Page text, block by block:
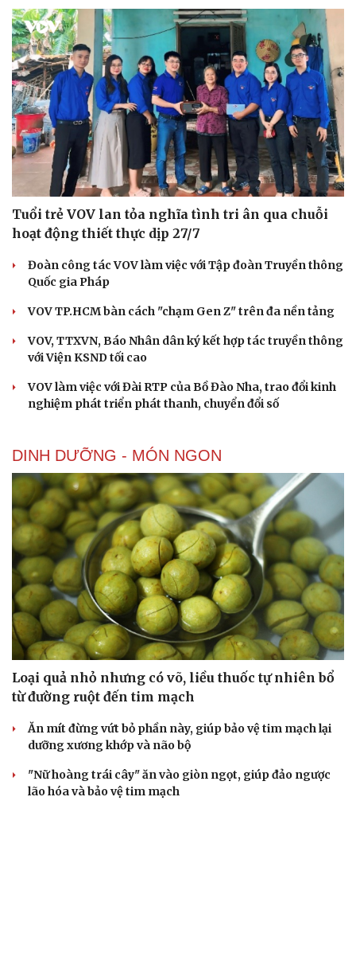
Tuổi trẻ VOV lan tỏa nghĩa tình tri ân qua chuỗi
hoạt động thiết thực dịp 27/7
Đoàn công tác VOV làm việc với Tập đoàn Truyền thông
Quốc gia Pháp
VOV TP.HCM bàn cách "chạm Gen Z" trên đa nền tảng
VOV, TTXVN, Báo Nhân dân ký kết hợp tác truyền thông
với Viện KSND tối cao
VOV làm việc với Đài RTP của Bồ Đào Nha, trao đổi kinh
nghiệm phát triển phát thanh, chuyển đổi số
DINH DƯỠNG - MÓN NGON
Loại quả nhỏ nhưng có võ, liều thuốc tự nhiên bổ
từ đường ruột đến tim mạch
Ăn mít đừng vứt bỏ phần này, giúp bảo vệ tim mạch lại
dưỡng xương khớp và não bộ
"Nữ hoàng trái cây" ăn vào giòn ngọt, giúp đảo ngược
lão hóa và bảo vệ tim mạch